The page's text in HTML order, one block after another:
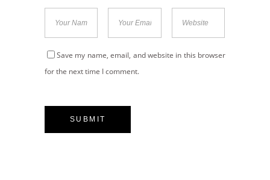
Save my name, email, and website in this browser
for the next time I comment.